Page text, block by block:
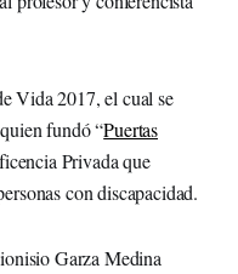
Vida 2017, el cual se
fundó “Puertas
Privada que
con discapacidad.
Garza Medina